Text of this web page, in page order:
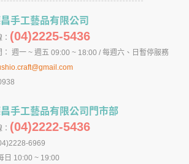
手工藝品有限公司
(04)2225-5436
週一 ~ 週五 09:00 ~ 18:00 / 每週六、日暫停服務
手工藝品有限公司門市部
(04)2222-5436
6969
日 10:00 ~ 19:00